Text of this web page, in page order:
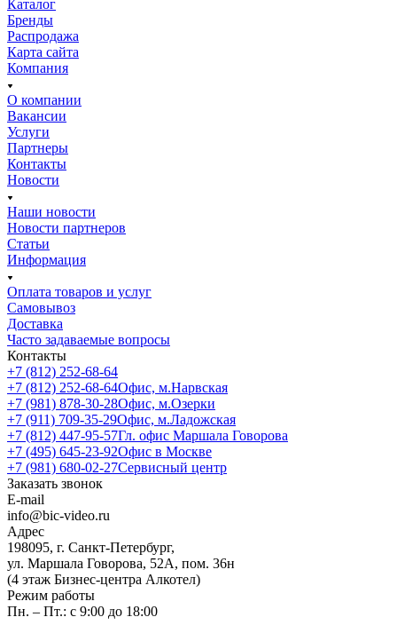
Каталог
Бренды
Распродажа
Карта сайта
Компания
О компании
Вакансии
Услуги
Партнеры
Контакты
Новости
Наши новости
Новости партнеров
Статьи
Информация
Оплата товаров и услуг
Самовывоз
Доставка
Часто задаваемые вопросы
Контакты
+7 (812) 252-68-64
+7 (812) 252-68-64Офис, м.Нарвская
+7 (981) 878-30-28Офис, м.Озерки
+7 (911) 709-35-29Офис, м.Ладожская
+7 (812) 447-95-57Гл. офис Маршала Говорова
+7 (495) 645-23-92Офис в Москве
+7 (981) 680-02-27Сервисный центр
Заказать звонок
E-mail
info@bic-video.ru
Адрес
198095, г. Санкт-Петербург,
ул. Маршала Говорова, 52А, пом. 36н
(4 этаж Бизнес-центра Алкотел)
Режим работы
Пн. – Пт.: с 9:00 до 18:00